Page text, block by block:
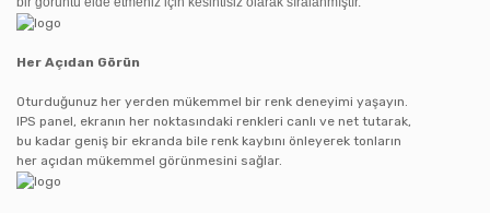
Her Açıdan Görün
Oturduğunuz her yerden mükemmel bir renk deneyimi yaşayın.
IPS panel, ekranın her noktasındaki renkleri canlı ve net tutarak,
bu kadar geniş bir ekranda bile renk kaybını önleyerek tonların
her açıdan mükemmel görünmesini sağlar.